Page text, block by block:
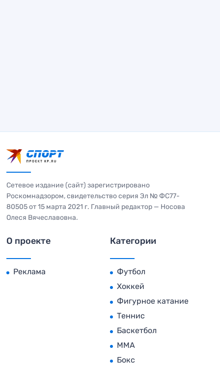
Сетевое издание (сайт) зарегистрировано
Роскомнадзором, свидетельство серия Эл № ФС77-
80505 от 15 марта 2021 г. Главный редактор — Носова
Олеся Вячеславовна.
О проекте
Реклама
Категории
Футбол
Хоккей
Фигурное катание
Теннис
Баскетбол
MMA
Бокс